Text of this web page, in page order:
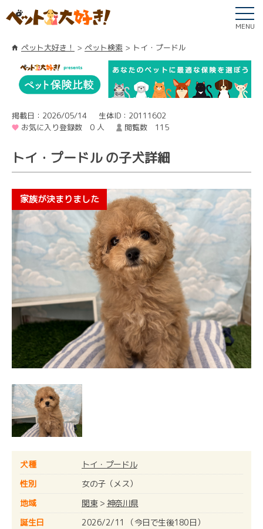
MENU
ペット大好き！ ペット検索 トイ・プードル
掲載日：2026/05/14
生体ID：20111602
お気に入り登録数 0 人
閲覧数 115
トイ・プードル の子犬詳細
犬種
トイ・プードル
性別
女の子（メス）
地域
関東> 神奈川県
誕生日
2026/2/11 （今日で生後180日）